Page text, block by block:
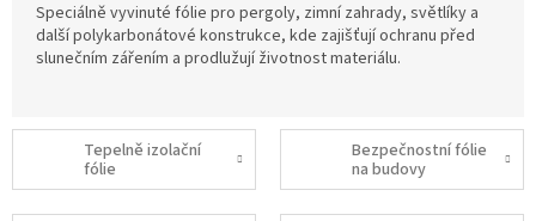
Speciálně vyvinuté fólie pro pergoly, zimní zahrady, světlíky a
další polykarbonátové konstrukce, kde zajišťují ochranu před
slunečním zářením a prodlužují životnost materiálu.
Tepelně izolační
fólie
Bezpečnostní fólie
na budovy